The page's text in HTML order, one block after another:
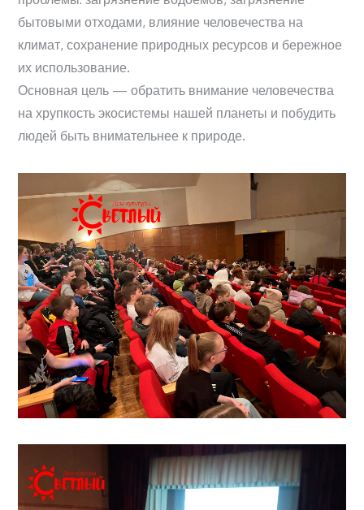
бытовыми отходами, влияние человечества на
климат, сохранение природных ресурсов и бережное
их использование.
Основная цель — обратить внимание человечества
на хрупкость экосистемы нашей планеты и побудить
людей быть внимательнее к природе.